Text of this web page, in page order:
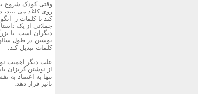
وقتی کودک شروع
روی کاغذ می
کند تا کلمات را
جملاتی از یک
دیگران است. با
نوشتن در طول
کلمات تبدیل کند.
علت دیگر اهمیت
از نوشتن گریزان
تنها به اعتماد
تاثیر قرار دهد.